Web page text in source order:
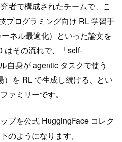
者で構成されたチームで、こ
技プログラミング向け RL 学習手
ーネル最適化）といった論文を
はその流れで、「self-
自身が agentic タスクで使う
を RL で生成し続ける、とい
ァミリーです。
プを公式 HuggingFace コレク
のようになります。